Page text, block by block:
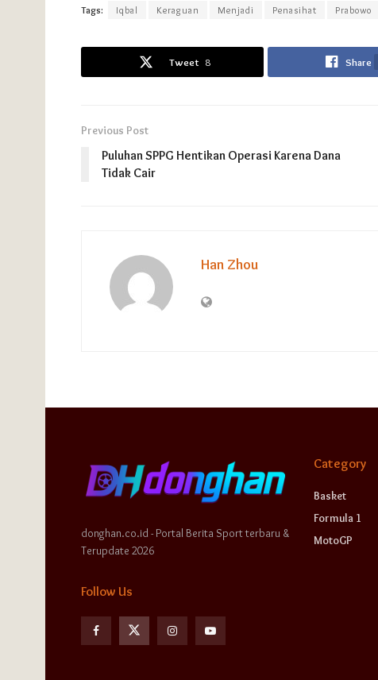
Tags: Iqbal Keraguan Menjadi Penasihat Prabowo
Tweet 8 Share
Previous Post
Puluhan SPPG Hentikan Operasi Karena Dana
Tidak Cair
Han Zhou
donghan.co.id - Portal Berita Sport terbaru &
Terupdate 2026
Follow Us
Category
Basket
Formula 1
MotoGP